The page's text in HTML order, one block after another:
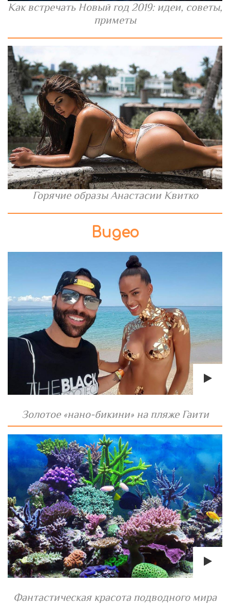
Как встречать Новый год 2019: идеи, советы,
приметы
Горячие образы Анастасии Квитко
Видео
Золотое «нано-бикини» на пляже Гаити
Фантастическая красота подводного мира